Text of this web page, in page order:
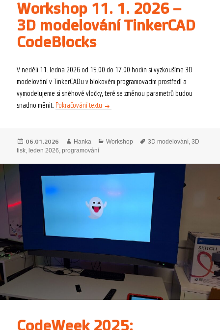
Workshop 11. 1. 2026 –
3D modelování TinkerCAD
CodeBlocks
V neděli 11. ledna 2026 od 15.00 do 17.00 hodin si vyzkoušíme 3D
modelování v TinkerCADu v blokovém programovacím prostředí a
vymodelujeme si sněhové vločky, teré se změnou parametrů budou
snadno měnit. Pokračování textu Workshop 11. 1. 2026 – 3D modelování
Publikováno:
06.01.2026 Autor:
Hanka Rubriky:
Workshop Štítky:
3D modelování ,3D
tisk ,leden 2026 ,programování
CodeWeek 2025: